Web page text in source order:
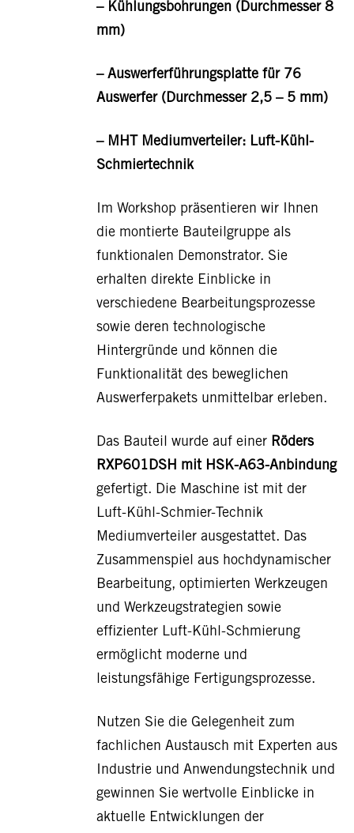
– Kühlungsbohrungen (Durchmesser 8
mm)
– Auswerferführungsplatte für 76
Auswerfer (Durchmesser 2,5 – 5 mm)
– MHT Mediumverteiler: Luft-Kühl-
Schmiertechnik
Im Workshop präsentieren wir Ihnen
die montierte Bauteilgruppe als
funktionalen Demonstrator. Sie
erhalten direkte Einblicke in
verschiedene Bearbeitungsprozesse
sowie deren technologische
Hintergründe und können die
Funktionalität des beweglichen
Auswerferpakets unmittelbar erleben.
Das Bauteil wurde auf einer Röders
RXP601DSH mit HSK-A63-Anbindung
gefertigt. Die Maschine ist mit der
Luft-Kühl-Schmier-Technik
Mediumverteiler ausgestattet. Das
Zusammenspiel aus hochdynamischer
Bearbeitung, optimierten Werkzeugen
und Werkzeugstrategien sowie
effizienter Luft-Kühl-Schmierung
ermöglicht moderne und
leistungsfähige Fertigungsprozesse.
Nutzen Sie die Gelegenheit zum
fachlichen Austausch mit Experten aus
Industrie und Anwendungstechnik und
gewinnen Sie wertvolle Einblicke in
aktuelle Entwicklungen der